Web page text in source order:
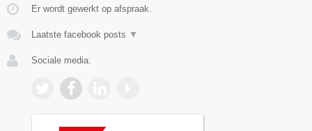
Er wordt gewerkt op afspraak.
Laatste facebook posts ▼
Sociale media: